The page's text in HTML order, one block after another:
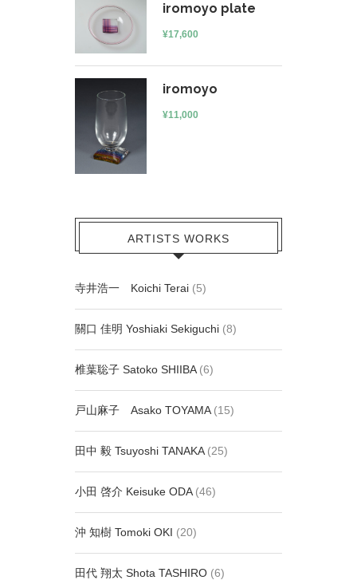
iromoyo plate
¥17,600
iromoyo
¥11,000
ARTISTS WORKS
寺井浩一 Koichi Terai (5)
關口 佳明 Yoshiaki Sekiguchi (8)
椎葉聡子 Satoko SHIIBA (6)
戸山麻子 Asako TOYAMA (15)
田中 毅 Tsuyoshi TANAKA (25)
小田 啓介 Keisuke ODA (46)
沖 知樹 Tomoki OKI (20)
田代 翔太 Shota TASHIRO (6)